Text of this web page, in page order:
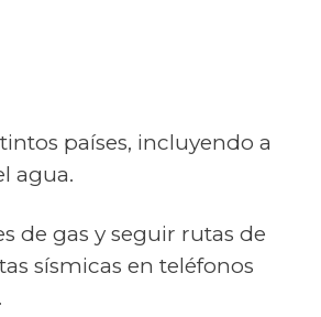
países, incluyendo a
agua.
de gas y seguir rutas de
sísmicas en teléfonos